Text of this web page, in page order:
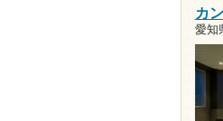
カ
愛知